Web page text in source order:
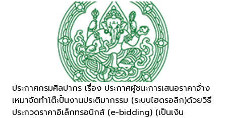
ประกาศกรมศิลปากร เรื่อง ประกาศผู้ชนะการเสนอราคาจ้่าง
เหมาจัดทำโต๊ะปั้นงานประติมากรรม (ระบบไฮดรอลิก)ด้วยวิธี
ประกวดราคาอิเล็กทรอนิกส์ (e-bidding) (เป็นเงิน